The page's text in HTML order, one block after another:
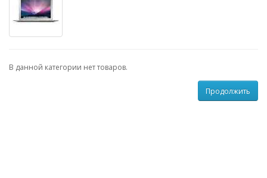
В данной категории нет товаров.
Продолжить